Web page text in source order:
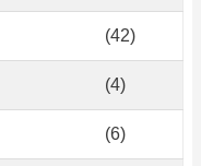
(42)
(4)
(6)